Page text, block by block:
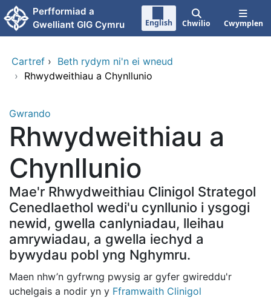
Neidio i'r prif gynnwy
Perfformiad a
Gwelliant GIG Cymru
English Chwilio Cwymplen
Cartref › Beth rydym ni'n ei wneud
› Rhwydweithiau a Chynllunio
Gwrando
Rhwydweithiau a
Chynllunio
Mae'r Rhwydweithiau Clinigol Strategol
Cenedlaethol wedi'u cynllunio i ysgogi
newid, gwella canlyniadau, lleihau
amrywiadau, a gwella iechyd a
bywydau pobl yng Nghymru.
Maen nhw’n gyfrwng pwysig ar gyfer gwireddu'r
uchelgais a nodir yn y Fframwaith Clinigol